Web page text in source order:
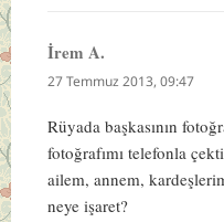
İrem A.
ki:
27 Temmuz 2013, 09:47
Rüyada başkasının
fotoğrafımı telefonla
ailem, annem,
neye işaret?